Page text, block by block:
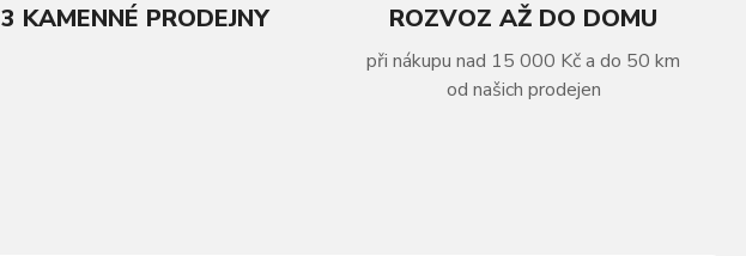
3 KAMENNÉ PRODEJNY ROZVOZ AŽ DO DOMU
při nákupu nad 15 000 Kč a do 50 km
od našich prodejen